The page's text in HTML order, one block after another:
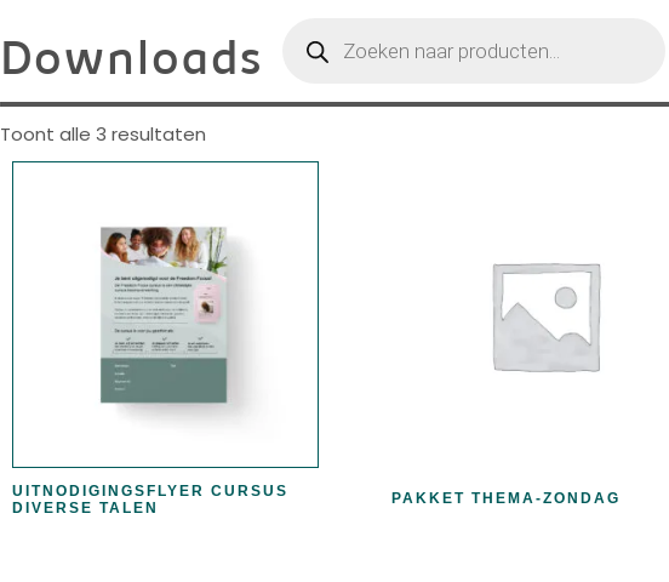
Downloads
Toont alle 3 resultaten
UITNODIGINGSFLYER CURSUS
DIVERSE TALEN
PAKKET THEMA-ZONDAG